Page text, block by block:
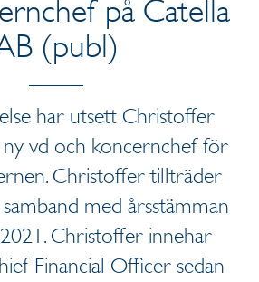
på Catella
(publ)
har utsett Christoffer
vd och koncernchef för
Christoffer tillträder
med årsstämman
Christoffer innehar
Financial Officer sedan